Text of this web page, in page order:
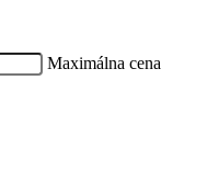
Maximálna cena